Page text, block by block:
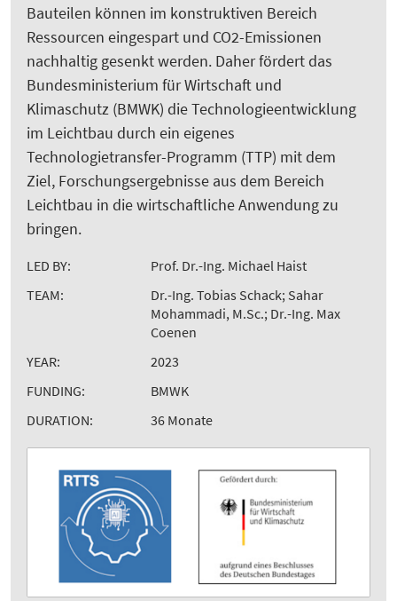
Bauteilen können im konstruktiven Bereich
Ressourcen eingespart und CO2-Emissionen
nachhaltig gesenkt werden. Daher fördert das
Bundesministerium für Wirtschaft und
Klimaschutz (BMWK) die Technologieentwicklung
im Leichtbau durch ein eigenes
Technologietransfer-Programm (TTP) mit dem
Ziel, Forschungsergebnisse aus dem Bereich
Leichtbau in die wirtschaftliche Anwendung zu
bringen.
LED BY:
Prof. Dr.-Ing. Michael Haist
TEAM:
Dr.-Ing. Tobias Schack; Sahar
Mohammadi, M.Sc.; Dr.-Ing. Max
Coenen
YEAR:
2023
FUNDING:
BMWK
DURATION:
36 Monate